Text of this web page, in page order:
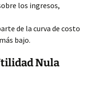
los ingresos,
de la curva de costo
bajo.
Nula